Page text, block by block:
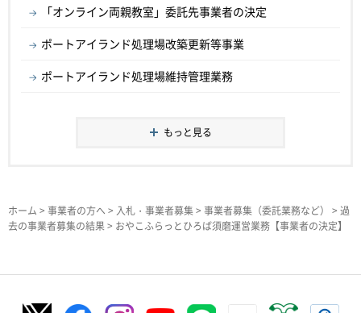
「オンライン両親教室」委託先事業者の決定
ポートアイランド処理場改築更新等事業
ポートアイランド処理場維持管理業務
もっと見る
ホーム > 事業者の方へ > 入札・事業者募集> 事業者募集（委託業務など） > 過
去の事業者募集の結果> おやこふらっとひろば須磨運営業務【事業者の決定】